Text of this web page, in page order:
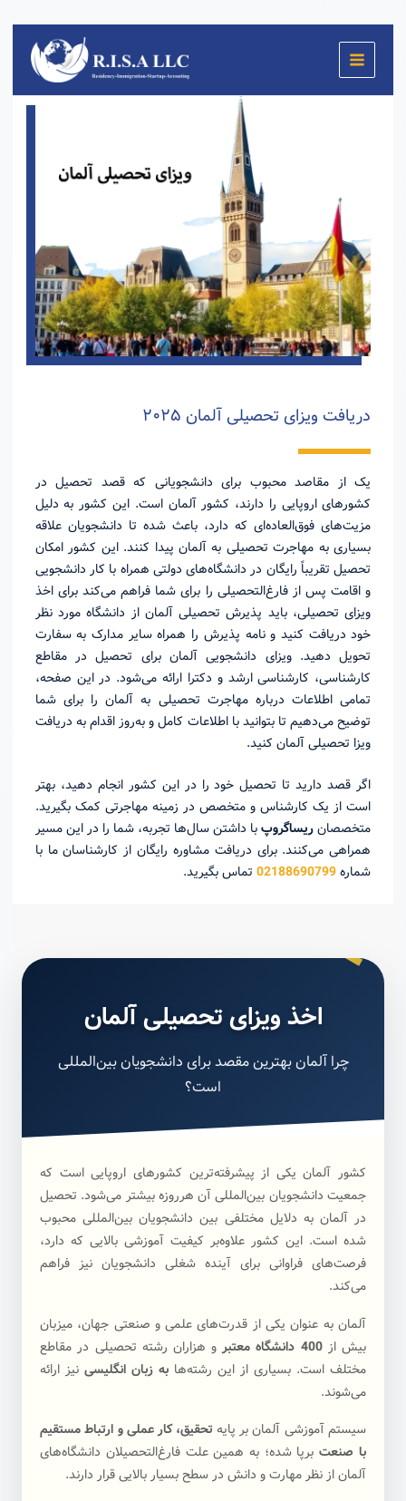
دریافت ویزای تحصیلی آلمان ۲۰۲۵
یک از مقاصد محبوب برای دانشجویانی که قصد تحصیل در
کشور‌های اروپایی را دارند، کشور آلمان است. این کشور به دلیل
مزیت‌های فوق‌العاده‌ای که دارد، باعث شده تا دانشجویان علاقه
بسیاری به مهاجرت تحصیلی به آلمان پیدا کنند. این کشور امکان
تحصیل تقریباً رایگان در دانشگاه‌های دولتی همراه با کار دانشجویی
و اقامت پس از فارغ‌التحصیلی را برای شما فراهم می‌کند برای اخذ
ویزای تحصیلی، باید پذیرش تحصیلی آلمان از دانشگاه مورد نظر
خود دریافت کنید و نامه پذیرش را همراه سایر مدارک به سفارت
تحویل دهید. ویزای دانشجویی آلمان برای تحصیل در مقاطع
کارشناسی، کارشناسی ارشد و دکترا ارائه می‌شود. در این صفحه،
تمامی اطلاعات درباره مهاجرت تحصیلی به آلمان را برای شما
توضیح می‌دهیم تا بتوانید با اطلاعات کامل و به‌روز اقدام به دریافت
ویزا تحصیلی آلمان کنید.
اگر قصد دارید تا تحصیل خود را در این کشور انجام دهید، بهتر
است از یک کارشناس و متخصص در زمینه مهاجرتی کمک بگیرید.
متخصصانریساگروپبا داشتن سال‌ها تجربه، شما را در این مسیر
همراهی می‌کنند. برای دریافت مشاوره رایگان از کارشناسان ما با
شماره02188690799تماس بگیرید.
اخذ ویزای تحصیلی آلمان
چرا آلمان بهترین مقصد برای دانشجویان بین‌المللی
است؟
کشور آلمان یکی از پیشرفته‌ترین کشور‌های اروپایی است که
جمعیت دانشجویان بین‌المللی آن هر‌روزه بیشتر می‌شود. تحصیل
در آلمان به دلایل مختلفی بین دانشجویان بین‌المللی محبوب
شده است. این کشور علاوه‌بر کیفیت آموزشی بالایی که دارد،
فرصت‌های فراوانی برای آینده شغلی دانشجویان نیز فراهم
می‌کند.
آلمان به عنوان یکی از قدرت‌های علمی و صنعتی جهان، میزبان
بیش از400 دانشگاه معتبر
و هزاران رشته تحصیلی در مقاطع
مختلف است. بسیاری از این رشته‌ها به زبان انگلیسینیز ارائه
می‌شوند.
سیستم آموزشی آلمان بر پایه تحقیق، کار عملی و ارتباط مستقیم
با صنعتبر‌پا شده؛ به همین علت فارغ‌التحصیلان دانشگاه‌های
آلمان از نظر مهارت و دانش در سطح بسیار بالایی قرار دارند.